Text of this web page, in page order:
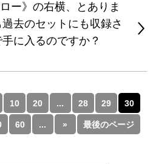
ー》の右横、とありま
去のセットにも収録さ
に入るのですか？
10 20 ... 28 29 30
60 ... » 最後のページ